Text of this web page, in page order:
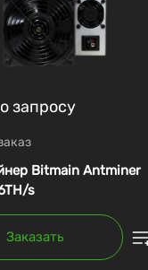
запросу
Bitmain Antminer
s
Заказать